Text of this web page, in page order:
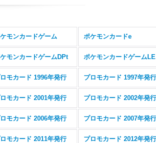
モンカードゲーム ポケモンカードe
モンカードゲームDPt
モカード 1996年発行 プロモカード 1997年発
モカード 2001年発行 プロモカード 2002年発
モカード 2006年発行 プロモカード 2007年発
モカード 2011年発行 プロモカード 2012年発